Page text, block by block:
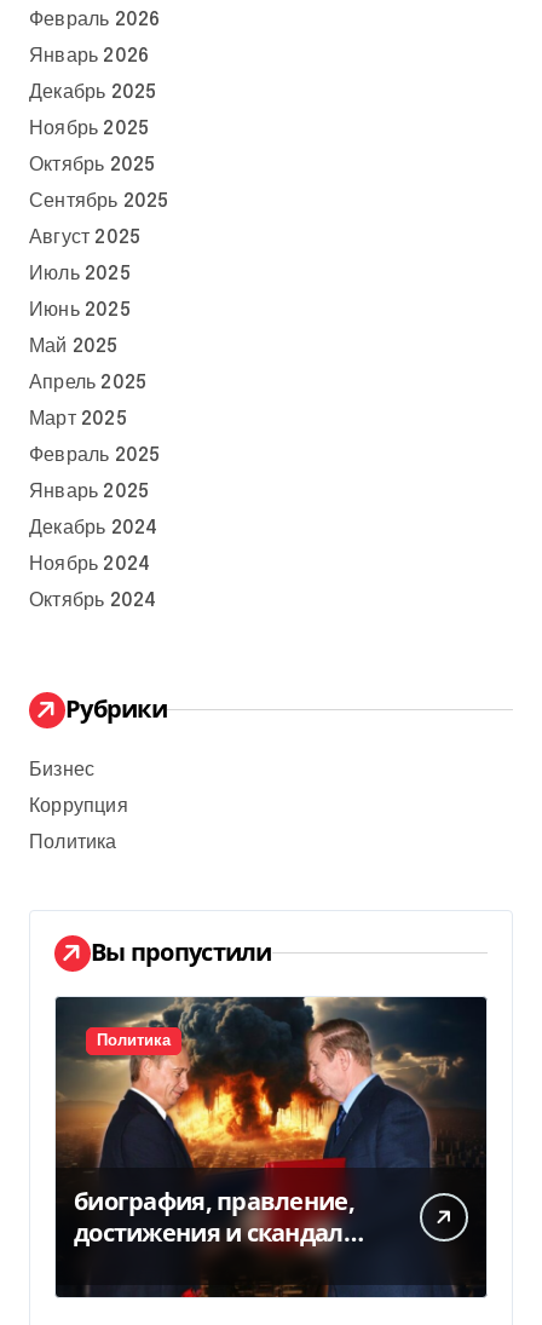
Февраль 2026
Январь 2026
Декабрь 2025
Ноябрь 2025
Октябрь 2025
Сентябрь 2025
Август 2025
Июль 2025
Июнь 2025
Май 2025
Апрель 2025
Март 2025
Февраль 2025
Январь 2025
Декабрь 2024
Ноябрь 2024
Октябрь 2024
Рубрики
Бизнес
Коррупция
Политика
Вы пропустили
Политика
биография, правление,
достижения и скандалы
второго президента
Украины